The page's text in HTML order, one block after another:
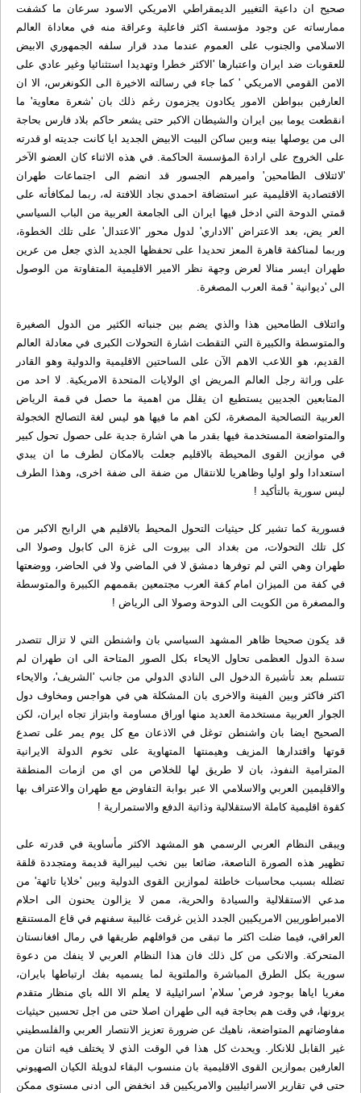
صحيح ان داعية التغيير الديمقراطي الامريكي الاسود سرعان ما كشفت
ممارساته عن وجود مؤسسة اكثر فاعلية وعراقة منه في معاداة العالم
الاسلامي والجنوب على العموم عندما مدد قرار سلفه الجمهوري الابيض
للعقوبات ضد ايران واعتبارها 'الاكثر خطرا وتهديدا استثنائيا وغير عادي على
الامن القومي الامريكي ' كما جاء في رسالته الاخيرة الى الكونغرس، الا ان
العارفين ببواطن الامور يكادون يجزمون رغم ذلك بان 'شعرة معاوية' ما
انقطعت يوما بين ايران والشيطان الاكبر حتى يشعر حاكم بلاد فارس بحاجة
الى من يوصلها بينه وبين ساكن البيت الابيض الجديد ايا كانت جديته او قدرته
على الخروج على ارادة المؤسسة الحاكمة. في هذه الاثناء كان العضو الآخر
'لائتلاف الطامحين' واميرهم الجسور قد انضم الى اجتماعات طهران
الاقتصادية الاقليمية عبر استضافة احمدي نجاد اللافتة له، ربما لمكافأته على
قمتي الدوحة التي ادخل فيها ايران الى الجامعة العربية من الباب السياسي
العر يض، بعد الاعتراض 'الاداري' لدول محور 'الاعتدال' على تلك الخطوة،
وربما لمناكفة قاهرة المعز تحديدا على تحفظها الجديد الذي جعل من عرين
طهران ايسر منالا لعرض وجهة نظر الامير الاقليمية المتفاوتة من الوصول
الى 'ديوانية ' قمة العرب المصغرة.
وائتلاف الطامحين هذا والذي يضم بين جنباته الكثير من الدول الصغيرة
والمتوسطة والكبيرة التي التقطت اشارة التحولات الكبرى في معادلة العالم
القديم، هو اللاعب الاهم الآن على الساحتين الاقليمية والدولية وهو القادر
على وراثة رجل العالم المريض اي الولايات المتحدة الامريكية. لا احد من
المتابعين الجديين يستطيع ان يقلل من اهمية ما حصل في قمة الرياض
العربية التصالحية المصغرة، لكن اهم ما فيها هو ليس لغة التصالح الخجولة
والمتواضعة المستخدمة فيها بقدر ما هي اشارة جدية على حصول تحول كبير
في موازين القوى المحيطة بالاقليم جعلت بالامكان لطرف ما ان يبدي
استعدادا ولو اوليا وظاهريا للانتقال من ضفة الى ضفة اخرى، وهذا الطرف
ليس سورية بالتأكيد !
فسورية كما تشير كل حيثيات التحول المحيط بالاقليم هي الرابح الاكبر من
كل تلك التحولات، من بغداد الى بيروت الى غزة الى كابول وصولا الى
طهران وهي التي لم توفرها دمشق لا في الماضي ولا في الحاضر، ووضعتها
في كفة من الميزان امام كفة العرب مجتمعين بقممهم الكبيرة والمتوسطة
والمصغرة من الكويت الى الدوحة وصولا الى الرياض !
قد يكون صحيحا ظاهر المشهد السياسي بان واشنطن التي لا تزال تتصدر
سدة الدول العظمى تحاول الايحاء بكل الصور المتاحة الى ان طهران لم
تتسلم بعد تأشيرة الدخول الى النادي الدولي من جانب 'الشريف'، والايحاء
اكثر فاكثر وبين الفينة والاخرى بان المشكلة هي في هواجس ومخاوف دول
الجوار العربية مستخدمة العديد منها اوراق مساومة وابتزاز تجاه ايران، لكن
الصحيح ايضا بان واشنطن توغل في الاذعان مع كل يوم يمر على تصدع
قوتها واقتدارها المزيف وهيمنتها المتهاوية على تخوم الدولة الايرانية
المترامية النفوذ، بان لا طريق لها للخلاص من اي من ازمات المنطقة
والاقليمين العربي والاسلامي الا عبر بوابة التفاوض مع طهران والاعتراف بها
كقوة اقليمية كاملة الاستقلالية وذاتية الدفع والاستمرارية !
ويبقى النظام العربي الرسمي هو المشهد الاكثر مأساوية في قدرته على
تظهير هذه الصورة الناصعة، ضائعا بين نخب ليبرالية قديمة ومتجددة قلقة
تضلله بسبب محاسبات خاطئة لموازين القوى الدولية وبين 'خلايا تائهة' من
مدعي الاستقلالية والسيادة والحرية، ممن لا يزالون يحنون الى احلام
الامبراطوريين الامريكيين الجدد الذين غرقت غالبية سفنهم في قاع المستنقع
العراقي، فيما ضلت اكثر ما تبقى من قوافلهم طريقها في رمال افغانستان
المتحركة. والانكى من كل ذلك فان هذا النظام العربي لا ينفك من دعوة
سورية بكل الطرق المباشرة والملتوية لما يسميه بفك ارتباطها بايران،
مغريا اياها بوجود فرص' سلام' اسرائيلية لا يعلم الا الله باي منظار متقدم
يرونها، في وقت هم بحاجة فيه الى طهران اصلا حتى من اجل تحسين حيثيات
مفاوضاتهم المتواضعة، ناهيك عن ضرورة تعزيز الانتصار العربي والفلسطيني
غير القابل للانكار. ويحدث كل هذا في الوقت الذي لا يختلف فيه اثنان من
العارفين بموازين القوى الاقليمية بان منسوب البقاء لدويلة الكيان الصهيوني
حتى في تقارير الاسرائيليين والامريكيين قد انخفض الى ادنى مستوى ممكن